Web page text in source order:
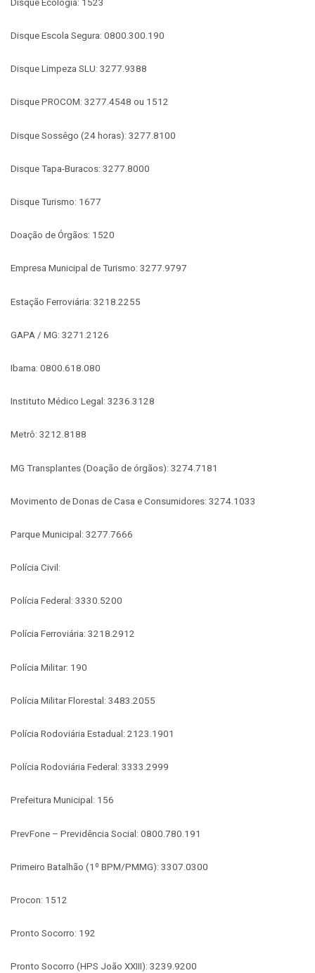
Disque Escola Segura: 0800.300.190
Disque Limpeza SLU: 3277.9388
Disque PROCOM: 3277.4548 ou 1512
Disque Sossêgo (24 horas): 3277.8100
Disque Tapa-Buracos: 3277.8000
Disque Turismo: 1677
Doação de Órgãos: 1520
Empresa Municipal de Turismo: 3277.9797
Estação Ferroviária: 3218.2255
GAPA / MG: 3271.2126
Ibama: 0800.618.080
Instituto Médico Legal: 3236.3128
Metrô: 3212.8188
MG Transplantes (Doação de órgãos): 3274.7181
Movimento de Donas de Casa e Consumidores: 3274.1033
Parque Municipal: 3277.7666
Polícia Civil:
Polícia Federal: 3330.5200
Polícia Ferroviária: 3218.2912
Polícia Militar: 190
Polícia Militar Florestal: 3483.2055
Polícia Rodoviária Estadual: 2123.1901
Polícia Rodoviária Federal: 3333.2999
Prefeitura Municipal: 156
PrevFone – Previdência Social: 0800.780.191
Primeiro Batalhão (1º BPM/PMMG): 3307.0300
Procon: 1512
Pronto Socorro: 192
Pronto Socorro (HPS João XXIII): 3239.9200